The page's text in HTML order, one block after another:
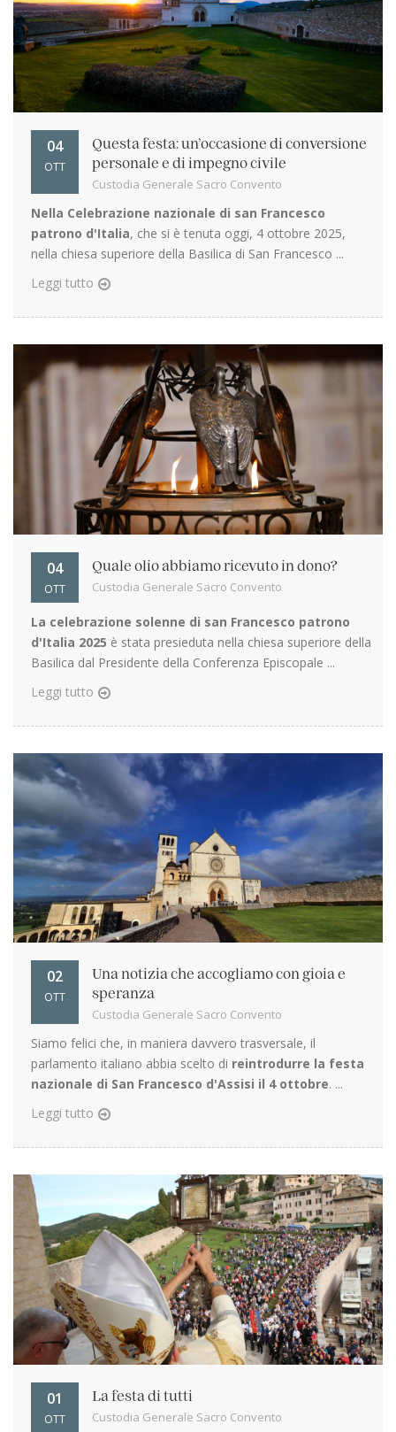
04
OTT
Questa festa: un’occasione di conversione
personale e di impegno civile
Custodia Generale Sacro Convento
Nella Celebrazione nazionale di san Francesco
patrono d'Italia, che si è tenuta oggi, 4 ottobre 2025,
nella chiesa superiore della Basilica di San Francesco ...
Leggi tutto
04
OTT
Quale olio abbiamo ricevuto in dono?
Custodia Generale Sacro Convento
La celebrazione solenne di san Francesco patrono
d'Italia 2025 è stata presieduta nella chiesa superiore della
Basilica dal Presidente della Conferenza Episcopale ...
Leggi tutto
02
OTT
Una notizia che accogliamo con gioia e
speranza
Custodia Generale Sacro Convento
Siamo felici che, in maniera davvero trasversale, il
parlamento italiano abbia scelto di reintrodurre la festa
nazionale di San Francesco d'Assisi il 4 ottobre. ...
Leggi tutto
01
OTT
La festa di tutti
Custodia Generale Sacro Convento